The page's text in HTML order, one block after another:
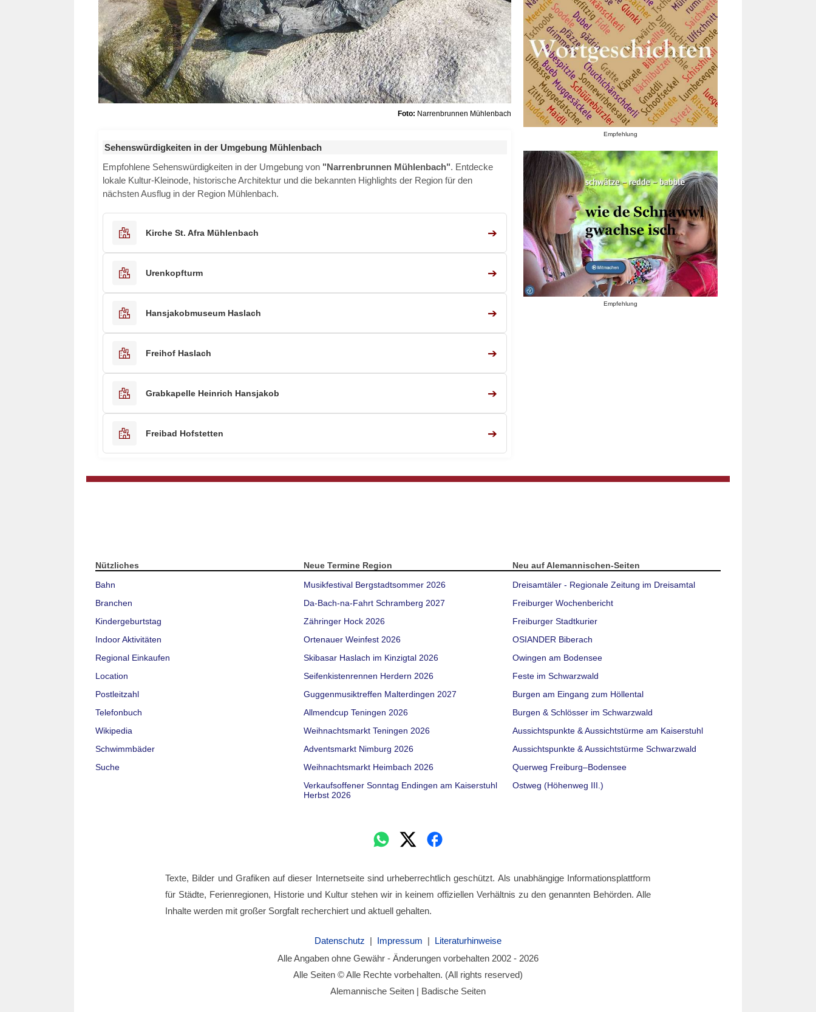
Foto: Narrenbrunnen Mühlenbach
Sehenswürdigkeiten in der Umgebung Mühlenbach
Empfohlene Sehenswürdigkeiten in der Umgebung von "Narrenbrunnen Mühlenbach". Entdecke
lokale Kultur-Kleinode, historische Architektur und die bekannten Highlights der Region für den
nächsten Ausflug in der Region Mühlenbach.
Kirche St. Afra Mühlenbach ➔
Urenkopfturm ➔
Hansjakobmuseum Haslach ➔
Freihof Haslach ➔
Grabkapelle Heinrich Hansjakob ➔
Freibad Hofstetten ➔
Empfehlung
Empfehlung
Nützliches
Bahn
Branchen
Kindergeburtstag
Indoor Aktivitäten
Regional Einkaufen
Location
Postleitzahl
Telefonbuch
Wikipedia
Schwimmbäder
Suche
Neue Termine Region
Musikfestival Bergstadtsommer 2026
Da-Bach-na-Fahrt Schramberg 2027
Zähringer Hock 2026
Ortenauer Weinfest 2026
Skibasar Haslach im Kinzigtal 2026
Seifenkistenrennen Herdern 2026
Guggenmusiktreffen Malterdingen 2027
Allmendcup Teningen 2026
Weihnachtsmarkt Teningen 2026
Adventsmarkt Nimburg 2026
Weihnachtsmarkt Heimbach 2026
Verkaufsoffener Sonntag Endingen am Kaiserstuhl
Herbst 2026
Neu auf Alemannischen-Seiten
Dreisamtäler - Regionale Zeitung im Dreisamtal
Freiburger Wochenbericht
Freiburger Stadtkurier
OSIANDER Biberach
Owingen am Bodensee
Feste im Schwarzwald
Burgen am Eingang zum Höllental
Burgen & Schlösser im Schwarzwald
Aussichtspunkte & Aussichtstürme am Kaiserstuhl
Aussichtspunkte & Aussichtstürme Schwarzwald
Querweg Freiburg–Bodensee
Ostweg (Höhenweg III.)
Texte, Bilder und Grafiken auf dieser Internetseite sind urheberrechtlich geschützt. Als unabhängige Informationsplattform
für Städte, Ferienregionen, Historie und Kultur stehen wir in keinem offiziellen Verhältnis zu den genannten Behörden. Alle
Inhalte werden mit großer Sorgfalt recherchiert und aktuell gehalten.
Datenschutz | Impressum | Literaturhinweise
Alle Angaben ohne Gewähr - Änderungen vorbehalten 2002 - 2026
Alle Seiten © Alle Rechte vorbehalten. (All rights reserved)
Alemannische Seiten | Badische Seiten